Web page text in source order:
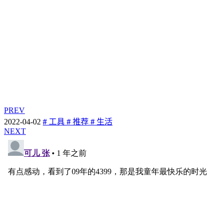
PREV
2022-04-02 # 工具 # 推荐 # 生活
NEXT